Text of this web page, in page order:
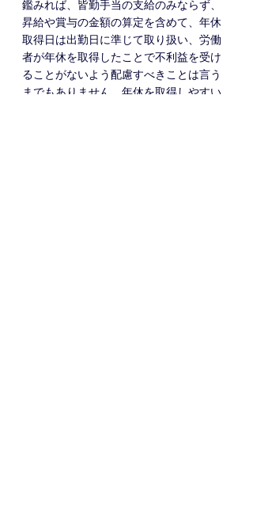
鑑みれば、皆勤手当の支給のみならず、
昇給や賞与の金額の算定を含めて、年休
取得日は出勤日に準じて取り扱い、労働
者が年休を取得したことで不利益を受け
ることがないよう配慮すべきことは言う
までもありません。年休を取得しやすい